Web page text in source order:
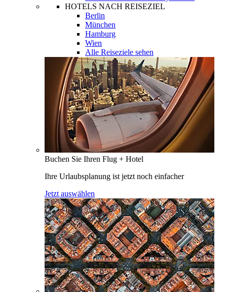
HOTELS NACH REISEZIEL
Berlin
München
Hamburg
Wien
Alle Reiseziele sehen
Buchen Sie Ihren Flug + Hotel
Ihre Urlaubsplanung ist jetzt noch einfacher
Jetzt auswählen